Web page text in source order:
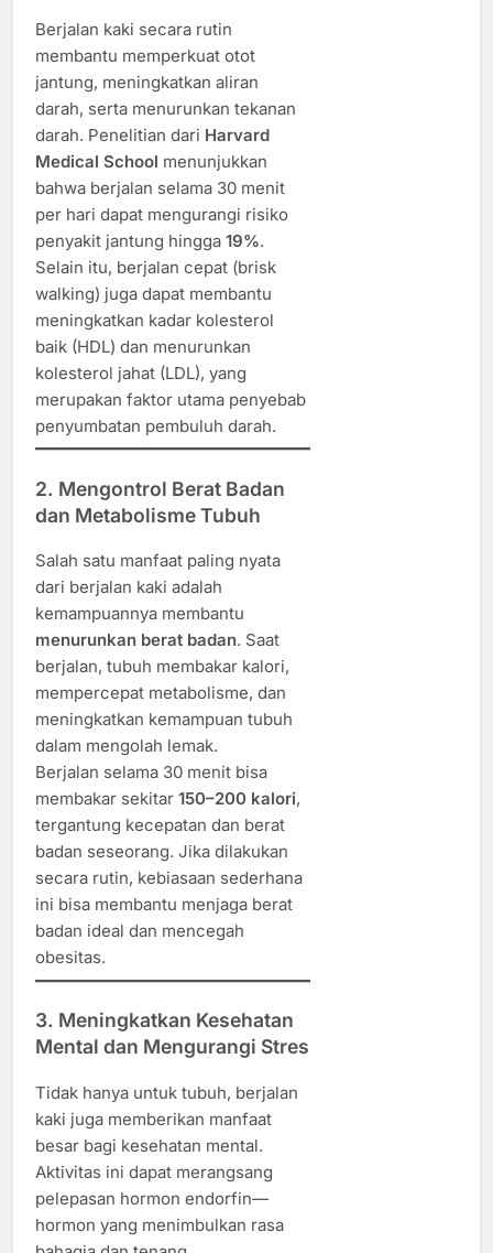
Berjalan kaki secara rutin
membantu memperkuat otot
jantung, meningkatkan aliran
darah, serta menurunkan tekanan
darah. Penelitian dari Harvard
Medical School menunjukkan
bahwa berjalan selama 30 menit
per hari dapat mengurangi risiko
penyakit jantung hingga 19%.
Selain itu, berjalan cepat (brisk
walking) juga dapat membantu
meningkatkan kadar kolesterol
baik (HDL) dan menurunkan
kolesterol jahat (LDL), yang
merupakan faktor utama penyebab
penyumbatan pembuluh darah.
2. Mengontrol Berat Badan
dan Metabolisme Tubuh
Salah satu manfaat paling nyata
dari berjalan kaki adalah
kemampuannya membantu
menurunkan berat badan. Saat
berjalan, tubuh membakar kalori,
mempercepat metabolisme, dan
meningkatkan kemampuan tubuh
dalam mengolah lemak.
Berjalan selama 30 menit bisa
membakar sekitar 150–200 kalori,
tergantung kecepatan dan berat
badan seseorang. Jika dilakukan
secara rutin, kebiasaan sederhana
ini bisa membantu menjaga berat
badan ideal dan mencegah
obesitas.
3. Meningkatkan Kesehatan
Mental dan Mengurangi Stres
Tidak hanya untuk tubuh, berjalan
kaki juga memberikan manfaat
besar bagi kesehatan mental.
Aktivitas ini dapat merangsang
pelepasan hormon endorfin—
hormon yang menimbulkan rasa